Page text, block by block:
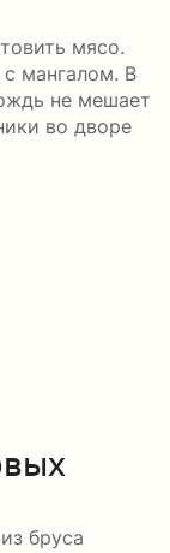
мясо.
мангалом. В
не мешает
во дворе
бруса